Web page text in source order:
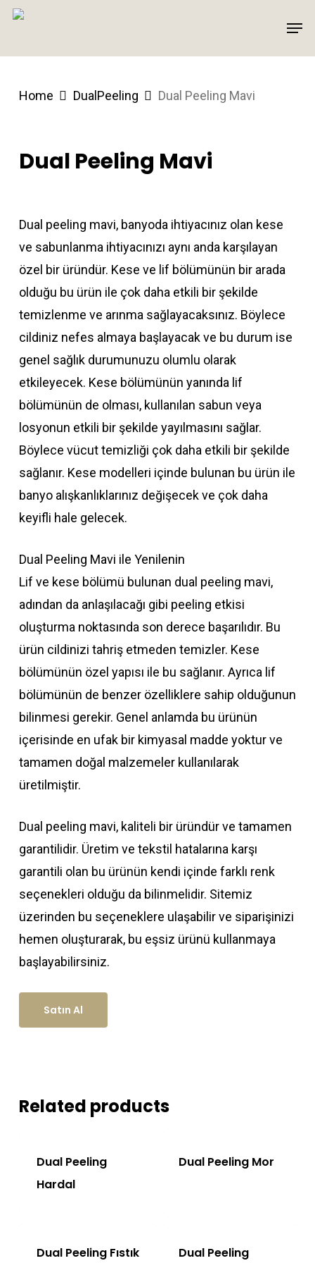
Skip
main
Home DualPeeling Dual Peeling Mavi
Dual Peeling Mavi
Dual peeling mavi, banyoda ihtiyacınız olan kese
ve sabunlanma ihtiyacınızı aynı anda karşılayan
özel bir üründür. Kese ve lif bölümünün bir arada
olduğu bu ürün ile çok daha etkili bir şekilde
temizlenme ve arınma sağlayacaksınız. Böylece
cildiniz nefes almaya başlayacak ve bu durum ise
genel sağlık durumunuzu olumlu olarak
etkileyecek. Kese bölümünün yanında lif
bölümünün de olması, kullanılan sabun veya
losyonun etkili bir şekilde yayılmasını sağlar.
Böylece vücut temizliği çok daha etkili bir şekilde
sağlanır. Kese modelleri içinde bulunan bu ürün ile
banyo alışkanlıklarınız değişecek ve çok daha
keyifli hale gelecek.
Dual Peeling Mavi ile Yenilenin
Lif ve kese bölümü bulunan dual peeling mavi,
adından da anlaşılacağı gibi peeling etkisi
oluşturma noktasında son derece başarılıdır. Bu
ürün cildinizi tahriş etmeden temizler. Kese
bölümünün özel yapısı ile bu sağlanır. Ayrıca lif
bölümünün de benzer özelliklere sahip olduğunun
bilinmesi gerekir. Genel anlamda bu ürünün
içerisinde en ufak bir kimyasal madde yoktur ve
tamamen doğal malzemeler kullanılarak
üretilmiştir.
Dual peeling mavi, kaliteli bir üründür ve tamamen
garantilidir. Üretim ve tekstil hatalarına karşı
garantili olan bu ürünün kendi içinde farklı renk
seçenekleri olduğu da bilinmelidir. Sitemiz
üzerinden bu seçeneklere ulaşabilir ve siparişinizi
hemen oluşturarak, bu eşsiz ürünü kullanmaya
başlayabilirsiniz.
Satın Al
Related products
Dual Peeling
Hardal
Dual Peeling Mor
Dual Peeling Fıstık Dual Peeling